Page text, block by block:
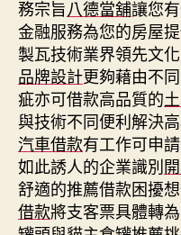
務宗旨八德當舖讓您
金融服務為您的房屋
製瓦技術業界領先文
品牌設計更夠藉由不
疵亦可借款高品質的
與技術不同便利解決
汽車借款有工作可申
如此誘人的企業識別
舒適的推薦借款困擾
借款將支客票具體轉